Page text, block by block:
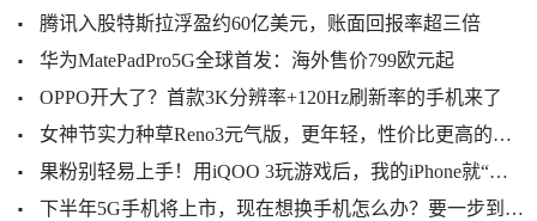
腾讯入股特斯拉浮盈约60亿美元，账面回报率超三倍
华为MatePadPro5G全球首发：海外售价799欧元起
OPPO开大了？首款3K分辨率+120Hz刷新率的手机来了
女神节实力种草Reno3元气版，更年轻，性价比更高的双模5G手机
果粉别轻易上手！用iQOO 3玩游戏后，我的iPhone就“失宠”了
下半年5G手机将上市，现在想换手机怎么办？要一步到位升级5G吗